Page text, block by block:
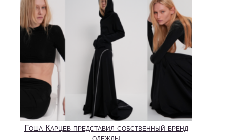
Гоша Карцев представил собственный бренд